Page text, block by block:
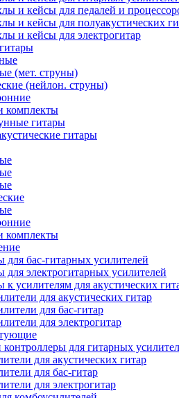
и кейсы для педалей и
и кейсы для полуакустических
и кейсы для электрогитар
(мет. струны)
(нейлон. струны)
комплекты
гитары
гитары
комплекты
для бас-гитарных усилителей
для электрогитарных усилителей
к усилителям для акустических
для акустических гитар
для бас-гитар
для электрогитар
для гитарных
для акустических гитар
для бас-гитар
для электрогитар